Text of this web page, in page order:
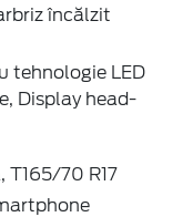
încălzit
tehnologie LED
Display head-
T165/70 R17